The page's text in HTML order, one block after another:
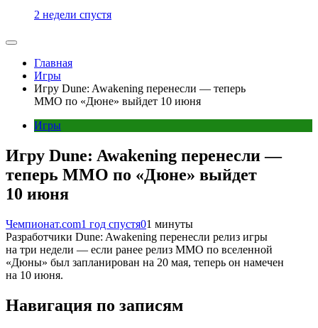
2 недели спустя
Главная
Игры
Игру Dune: Awakening перенесли — теперь
MMO по «Дюне» выйдет 10 июня
Игры
Игру Dune: Awakening перенесли —
теперь MMO по «Дюне» выйдет
10 июня
Чемпионат.com1 год спустя01 минуты
Разработчики Dune: Awakening перенесли релиз игры
на три недели — если ранее релиз MMO по вселенной
«Дюны» был запланирован на 20 мая, теперь он намечен
на 10 июня.
Навигация по записям